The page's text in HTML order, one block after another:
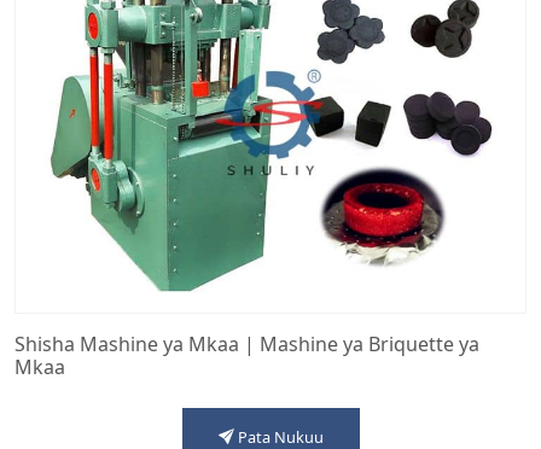
Shisha Mashine ya Mkaa | Mashine ya Briquette ya
Mkaa
Pata Nukuu